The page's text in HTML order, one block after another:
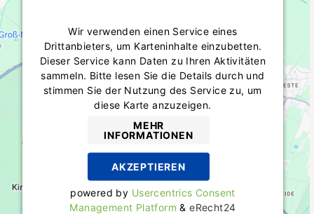
Wir verwenden einen Service eines
Drittanbieters, um Karteninhalte einzubetten.
Dieser Service kann Daten zu Ihren Aktivitäten
sammeln. Bitte lesen Sie die Details durch und
stimmen Sie der Nutzung des Service zu, um
diese Karte anzuzeigen.
MEHR
INFORMATIONEN
AKZEPTIEREN
powered by Usercentrics Consent
Management Platform &eRecht24